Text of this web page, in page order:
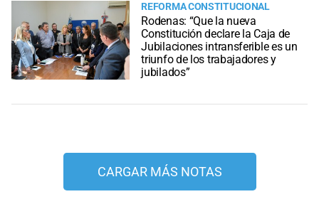
REFORMA CONSTITUCIONAL
Rodenas: “Que la nueva
Constitución declare la Caja de
Jubilaciones intransferible es un
triunfo de los trabajadores y
jubilados”
CARGAR MÁS NOTAS